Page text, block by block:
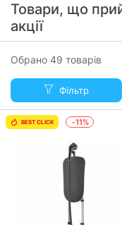
Товари, що
акції
Обрано 49 товарів
Фільтр
BEST CLICK -11%